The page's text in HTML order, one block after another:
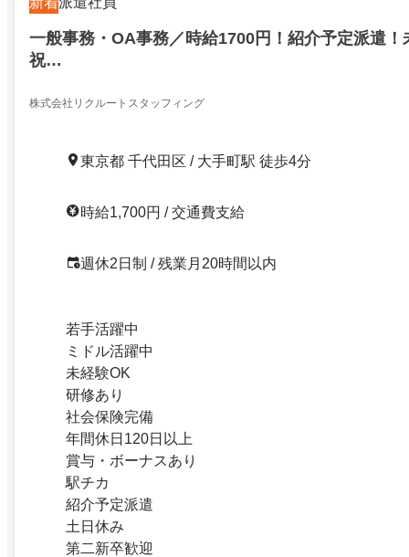
一般事務・OA事務／時給1700円！紹介予定派遣！
祝…
株式会社リクルートスタッフィング
東京都 千代田区 / 大手町駅 徒歩4分
時給1,700円 / 交通費支給
週休2日制 / 残業月20時間以内
若手活躍中
ミドル活躍中
未経験OK
研修あり
社会保険完備
年間休日120日以上
賞与・ボーナスあり
駅チカ
紹介予定派遣
土日休み
第二新卒歓迎